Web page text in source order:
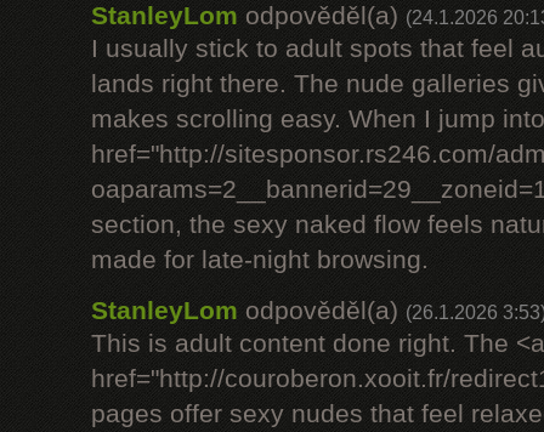
StanleyLom odpověděl(a) (24.1.2026
I usually stick to adult spots that feel
lands right there. The nude galleries
makes scrolling easy. When I jump
href="http://sitesponsor.rs246.com/
section, the sexy naked flow feels
made for late-night browsing.
StanleyLom odpověděl(a) (26.1.2026
This is adult content done right. The <a
href="http://couroberon.xooit.fr/
pages offer sexy nudes that feel